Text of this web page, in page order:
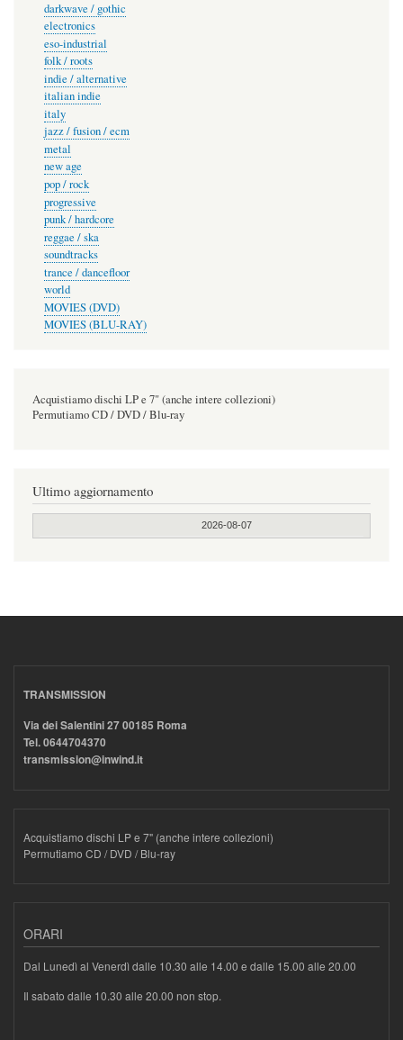
darkwave / gothic
electronics
eso-industrial
folk / roots
indie / alternative
italian indie
italy
jazz / fusion / ecm
metal
new age
pop / rock
progressive
punk / hardcore
reggae / ska
soundtracks
trance / dancefloor
world
MOVIES (DVD)
MOVIES (BLU-RAY)
Acquistiamo dischi LP e 7" (anche intere collezioni)
Permutiamo CD / DVD / Blu-ray
Ultimo aggiornamento
2026-08-07
TRANSMISSION
Via dei Salentini 27 00185 Roma
Tel. 0644704370
transmission@inwind.it
Acquistiamo dischi LP e 7" (anche intere collezioni)
Permutiamo CD / DVD / Blu-ray
ORARI
Dal Lunedì al Venerdì dalle 10.30 alle 14.00 e dalle 15.00 alle 20.00
Il sabato dalle 10.30 alle 20.00 non stop.